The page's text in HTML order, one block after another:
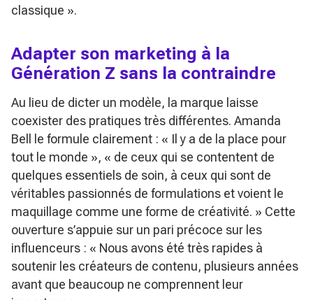
classique ».
Adapter son marketing à la
Génération Z sans la contraindre
Au lieu de dicter un modèle, la marque laisse
coexister des pratiques très différentes. Amanda
Bell le formule clairement : « Il y a de la place pour
tout le monde », « de ceux qui se contentent de
quelques essentiels de soin, à ceux qui sont de
véritables passionnés de formulations et voient le
maquillage comme une forme de créativité. » Cette
ouverture s’appuie sur un pari précoce sur les
influenceurs : « Nous avons été très rapides à
soutenir les créateurs de contenu, plusieurs années
avant que beaucoup ne comprennent leur